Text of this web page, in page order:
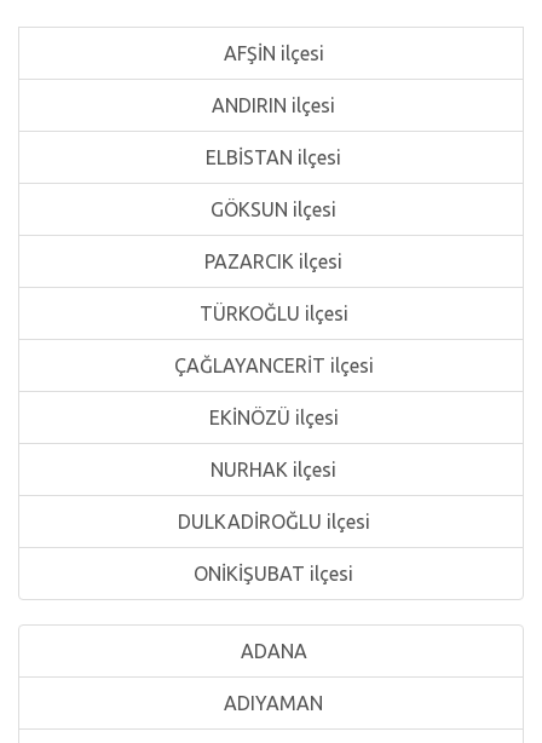
AFŞİN ilçesi
ANDIRIN ilçesi
ELBİSTAN ilçesi
GÖKSUN ilçesi
PAZARCIK ilçesi
TÜRKOĞLU ilçesi
ÇAĞLAYANCERİT ilçesi
EKİNÖZÜ ilçesi
NURHAK ilçesi
DULKADİROĞLU ilçesi
ONİKİŞUBAT ilçesi
ADANA
ADIYAMAN